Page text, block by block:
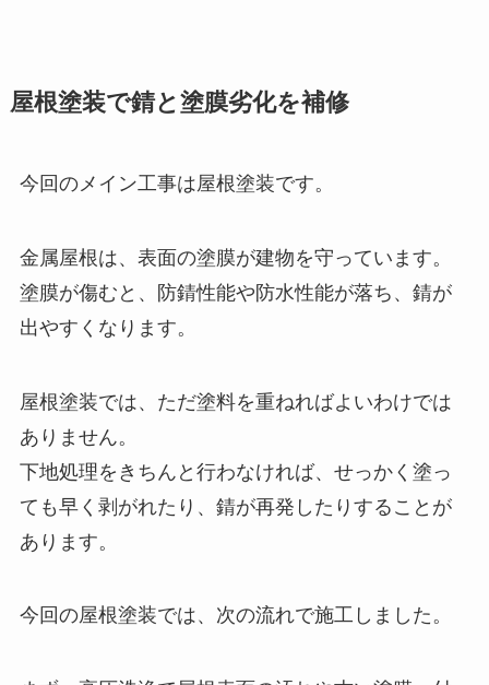
屋根塗装で錆と塗膜劣化を補修
今回のメイン工事は屋根塗装です。
金属屋根は、表面の塗膜が建物を守っています。
塗膜が傷むと、防錆性能や防水性能が落ち、錆が
出やすくなります。
屋根塗装では、ただ塗料を重ねればよいわけでは
ありません。
下地処理をきちんと行わなければ、せっかく塗っ
ても早く剥がれたり、錆が再発したりすることが
あります。
今回の屋根塗装では、次の流れで施工しました。